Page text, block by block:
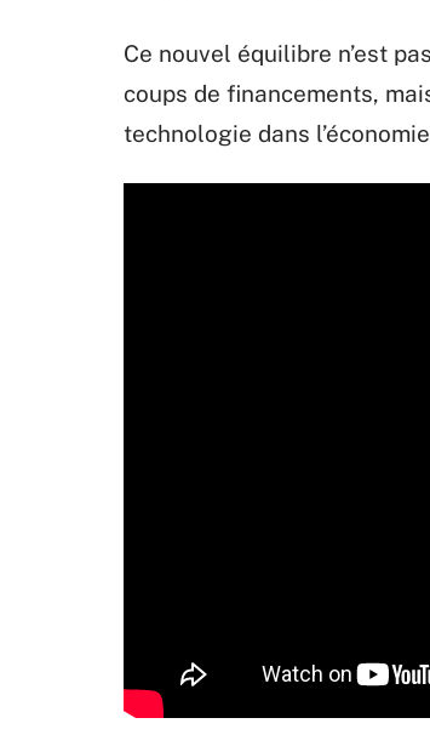
Ce nouvel équilibre n’est
coups de financements,
technologie dans